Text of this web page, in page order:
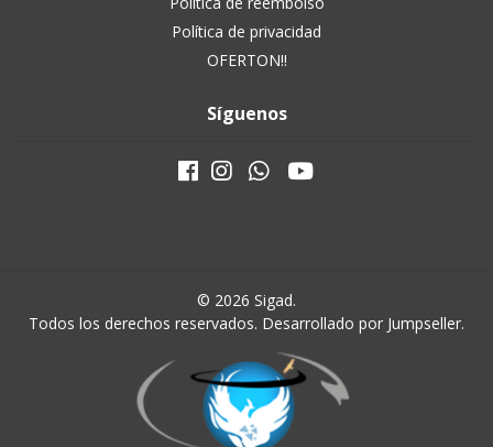
Política de privacidad
OFERTON!!
Síguenos
© 2026 Sigad.
Todos los derechos reservados. Desarrollado por Jumpseller.